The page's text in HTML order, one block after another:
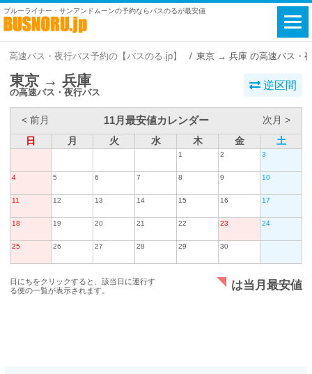
ブルーライナー・サンアンドムーンの予約ならバスのるが最安値
高速バス・夜行バス予約の【バスのる.jp】 東京 → 兵庫 の高速バス・
東京 → 兵庫
の高速バス・夜行バス
逆区間
< 前月 11月最安値カレンダー
次月 >
日
月 火 水 木 金 土
1 2 3
4 5 6 7 8 9 10
11 12 13 14 15 16 17
18 19 20 21 22 23 24
25 26 27 28 29 30
日にちをクリックすると、該当日に運行す
る便の一覧が表示されます。
は当月最安値